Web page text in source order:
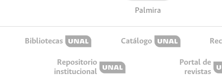
Palmira
Bibliotecas Catálogo
Repositorio
institucional
Portal de
revistas